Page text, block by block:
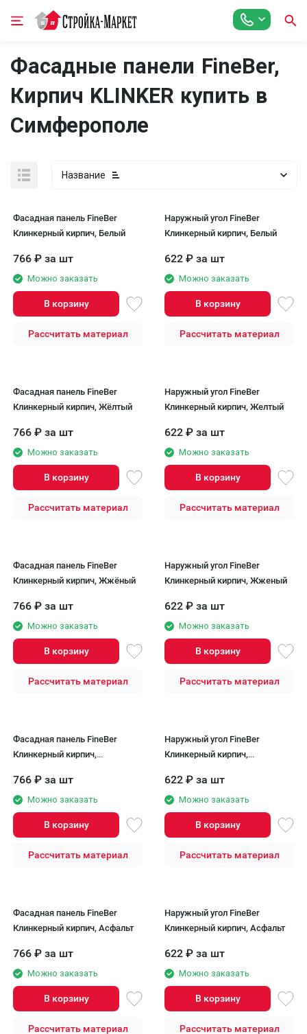
Фасадные панели FineBer,
Кирпич KLINKER купить в
Симферополe
Название
Фасадная панель FineBer
Клинкерный кирпич, Белый
766 ₽ за шт
Можно заказать
В корзину
Рассчитать материал
Наружный угол FineBer
Клинкерный кирпич, Белый
622 ₽ за шт
Можно заказать
В корзину
Рассчитать материал
Фасадная панель FineBer
Клинкерный кирпич, Жёлтый
766 ₽ за шт
Можно заказать
В корзину
Рассчитать материал
Наружный угол FineBer
Клинкерный кирпич, Желтый
622 ₽ за шт
Можно заказать
В корзину
Рассчитать материал
Фасадная панель FineBer
Клинкерный кирпич, Жжёный
766 ₽ за шт
Можно заказать
В корзину
Рассчитать материал
Наружный угол FineBer
Клинкерный кирпич, Жженый
622 ₽ за шт
Можно заказать
В корзину
Рассчитать материал
Фасадная панель FineBer
Клинкерный кирпич,
766 ₽ за шт
Можно заказать
В корзину
Рассчитать материал
Наружный угол FineBer
Клинкерный кирпич,
622 ₽ за шт
Можно заказать
В корзину
Рассчитать материал
Фасадная панель FineBer
Клинкерный кирпич, Асфальт
766 ₽ за шт
Можно заказать
В корзину
Рассчитать материал
Наружный угол FineBer
Клинкерный кирпич, Асфальт
622 ₽ за шт
Можно заказать
В корзину
Рассчитать материал